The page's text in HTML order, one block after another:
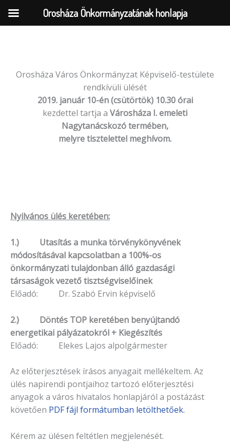
Orosháza Város Önkormányzat Képviselő-testülete
rendkívüli ülését
2019. január 10-én (csütörtök) 10.30 órai
kezdettel tartja a Városháza I. emeleti
Nagytanácskozó termében,
melyre tisztelettel meghívom.
Nyilvános ülés keretében:
1.) Utasítás a munka törvénykönyvének
módosításával kapcsolatban a 100%-os
önkormányzati tulajdonban álló gazdasági
társaságok vezető tisztségviselőinek
Előadó: Dr. Szabó Ervin képviselő
2.) Döntés TOP keretében benyújtandó
energetikai pályázatokról + Kiegészítés
Előadó: Elekes Lajos alpolgármester
Az előterjesztések írásos anyagait mellékeltem. Az
ülés napirendi pontjaihoz tartozó elő­terjesztési
anyagok a város hivatalos honlapjáról a postázást
köve­tően PDF fájl formátumban letölthetőek.
Kérem az ülésen feltétlen megjelenését.
Orosháza Önkormányzatának honlapja